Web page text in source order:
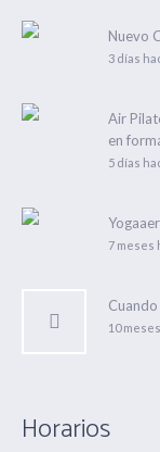
Nuevo
3 días
Air
en
5 días
7 meses
10
Horarios